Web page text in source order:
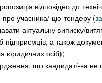
відповідно до
про учасника/-цю тендеру (
актуальну виписку/
підприємців, а також
юридичних осіб);
що кандидат/-ка не